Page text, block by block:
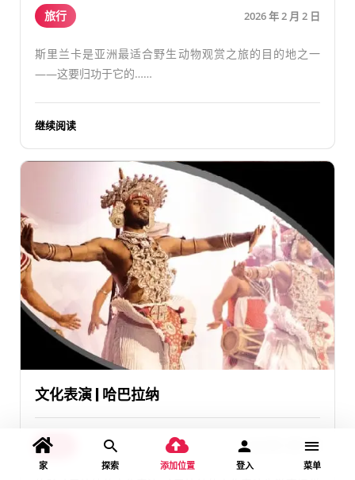
旅行 2026 年 2 月 2 日
斯里兰卡是亚洲最适合野生动物观赏之旅的目的地之一
——这要归功于它的……
继续阅读
文化表演 | 哈巴拉纳
活动 2026 年 2 月 2 日
家 探索 添加位置 登入 菜单